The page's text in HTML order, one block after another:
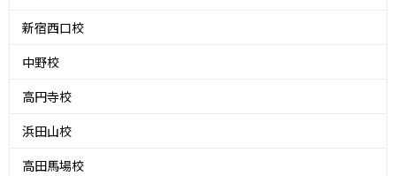
新宿西口校
中野校
高円寺校
浜田山校
高田馬場校